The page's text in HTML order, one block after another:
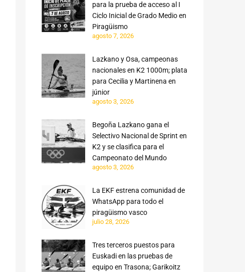
para la prueba de acceso al I
Ciclo Inicial de Grado Medio en
Piragüismo
agosto 7, 2026
Lazkano y Osa, campeonas
nacionales en K2 1000m; plata
para Cecilia y Martinena en
júnior
agosto 3, 2026
Begoña Lazkano gana el
Selectivo Nacional de Sprint en
K2 y se clasifica para el
Campeonato del Mundo
agosto 3, 2026
La EKF estrena comunidad de
WhatsApp para todo el
piragüismo vasco
julio 28, 2026
Tres terceros puestos para
Euskadi en las pruebas de
equipo en Trasona; Garikoitz